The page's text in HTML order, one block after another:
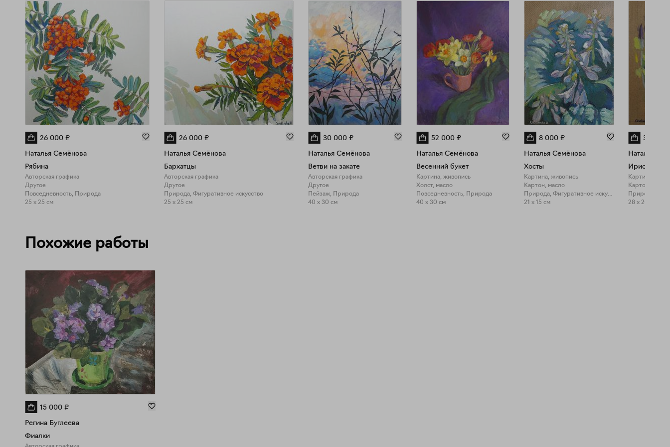
26 000 ₽
Наталья Семёнова
Рябина
Авторская графика
Другое
Повседневность, Природа
25 x 25 см
26 000 ₽
Наталья Семёнова
Бархатцы
Авторская графика
Другое
Природа, Фигуративное искусство
25 x 25 см
30 000 ₽
Наталья Семёнова
Ветви на закате
Авторская графика
Другое
Пейзаж, Природа
40 x 30 см
52 000 ₽
Наталья Семёнова
Весенний букет
Картина, живопись
Холст, масло
Повседневность, Природа
40 x 30 см
8 000 ₽
Наталья Семёнова
Хосты
Картина, живопись
Картон, масло
Природа, Фигуративное искусство
21 x 15 см
35 000
Наталья
Ирисы
Картина,
Картон, масло
28 x 20 см
Похожие работы
15 000 ₽
Регина Буглеева
Фиалки